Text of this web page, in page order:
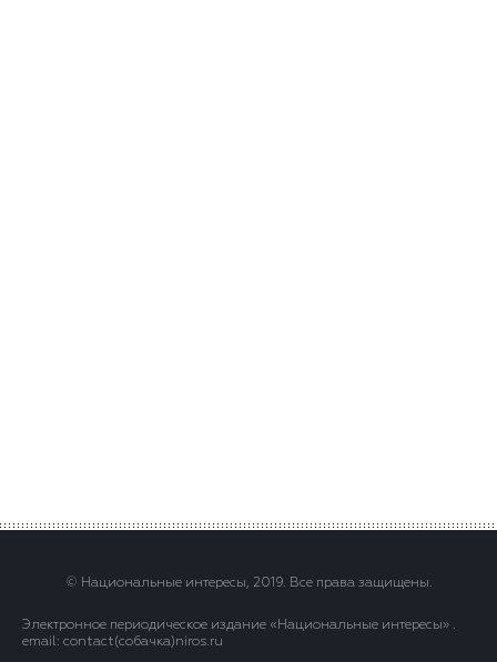
© Национальные интересы, 2019. Все права защищены.
Электронное периодическое издание «Национальные интересы» .
email: contact(сoбaчка)niros.ru